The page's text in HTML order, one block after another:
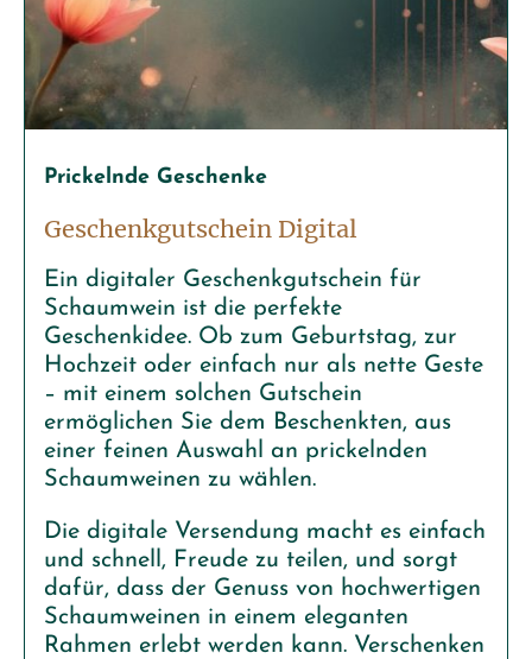
Prickelnde Geschenke
Geschenkgutschein Digital
Ein digitaler Geschenkgutschein für
Schaumwein ist die perfekte
Geschenkidee. Ob zum Geburtstag, zur
Hochzeit oder einfach nur als nette Geste
– mit einem solchen Gutschein
ermöglichen Sie dem Beschenkten, aus
einer feinen Auswahl an prickelnden
Schaumweinen zu wählen.
Die digitale Versendung macht es einfach
und schnell, Freude zu teilen, und sorgt
dafür, dass der Genuss von hochwertigen
Schaumweinen in einem eleganten
Rahmen erlebt werden kann. Verschenken